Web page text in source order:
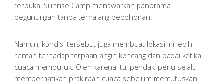
terbuka, Sunrise Camp menawarkan panorama
pegunungan tanpa terhalang pepohonan.
Namun, kondisi tersebut juga membuat lokasi ini lebih
rentan terhadap terpaan angin kencang dan badai ketika
cuaca memburuk. Oleh karena itu, pendaki perlu selalu
memperhatikan prakiraan cuaca sebelum memutuskan